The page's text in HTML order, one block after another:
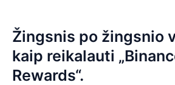
Žingsnis po žingsnio
kaip reikalauti
Rewards“.